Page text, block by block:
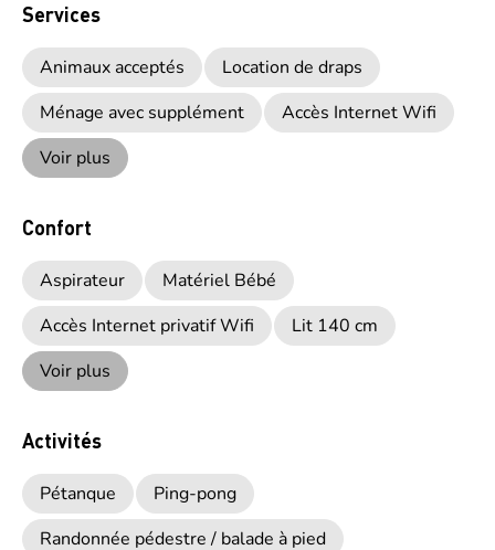
Services
Animaux acceptés
Location de draps
Ménage avec supplément
Accès Internet Wifi
Voir plus
Confort
Aspirateur
Matériel Bébé
Accès Internet privatif Wifi
Lit 140 cm
Voir plus
Activités
Pétanque
Ping-pong
Randonnée pédestre / balade à pied